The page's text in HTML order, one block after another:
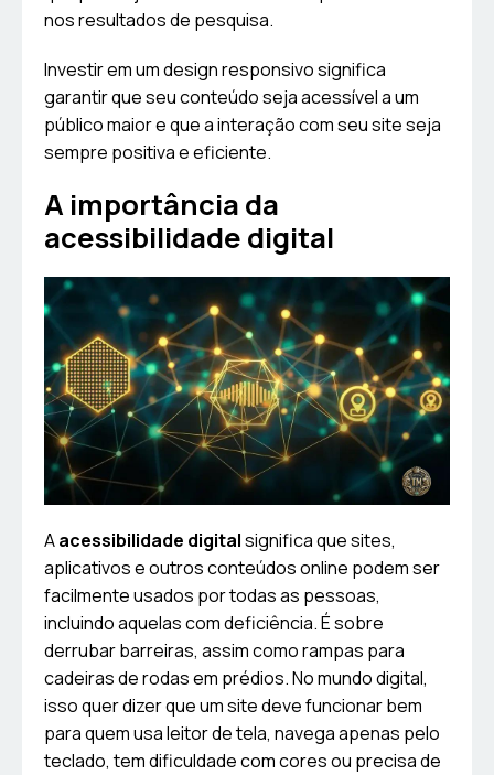
nos resultados de pesquisa.
Investir em um design responsivo significa
garantir que seu conteúdo seja acessível a um
público maior e que a interação com seu site seja
sempre positiva e eficiente.
A importância da
acessibilidade digital
Aacessibilidade digitalsignifica que sites,
aplicativos e outros conteúdos online podem ser
facilmente usados por todas as pessoas,
incluindo aquelas com deficiência. É sobre
derrubar barreiras, assim como rampas para
cadeiras de rodas em prédios. No mundo digital,
isso quer dizer que um site deve funcionar bem
para quem usa leitor de tela, navega apenas pelo
teclado, tem dificuldade com cores ou precisa de